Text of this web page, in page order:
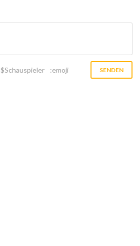
$Schauspieler :emoji